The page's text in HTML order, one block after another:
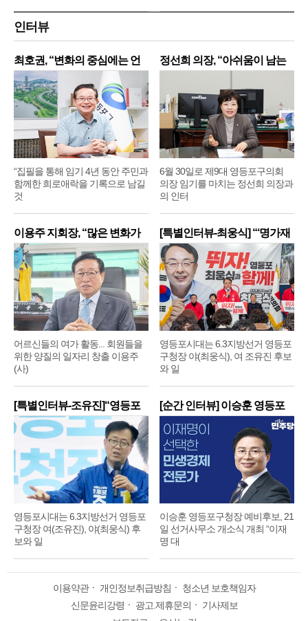
인터뷰
최호권, “변화의 중심에는 언
제
“집필을 통해 임기 4년 동안 주민과
함께한 희로애락을 기록으로 남길
것
정선희 의장, “아쉬움이 남는
6월 30일로 제9대 영등포구의회
의장 임기를 마치는 정선희 의장과
의 인터
이용주 지회장, “많은 변화가
어르신들의 여가 활동... 회원들을
위한 양질의 일자리 창출 이용주
(사)
[특별인터뷰-최웅식] “‘명가재
영등포시대는 6.3지방선거 영등포
구청장 야(최웅식), 여 조유진 후보
와 일
[특별인터뷰-조유진]“영등포
구
영등포시대는 6.3지방선거 영등포
구청장 여(조유진), 야(최웅식) 후
보와 일
[순간 인터뷰] 이승훈 영등포
구
이승훈 영등포구청장 예비후보, 21
일 선거사무소 개소식 개최 “이재
명 대
이용약관ㆍ 개인정보취급방침 ㆍ 청소년 보호책임자
신문윤리강령 ㆍ 광고.제휴문의 ㆍ 기사제보